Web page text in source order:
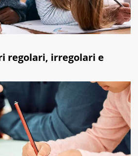
regolari, irregolari e